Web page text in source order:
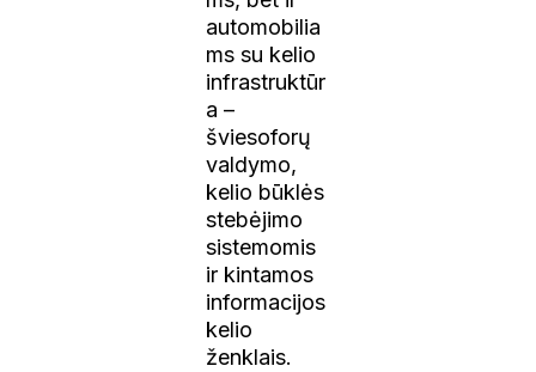
automobilia
ms su kelio
infrastruktūr
a –
šviesoforų
valdymo,
kelio būklės
stebėjimo
sistemomis
ir kintamos
informacijos
kelio
ženklais.